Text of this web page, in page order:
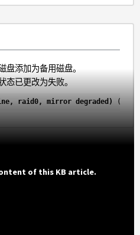
盘添加为备用磁盘。
态已更改为失败。
raid0, mirror degraded)
of this KB article.